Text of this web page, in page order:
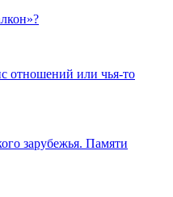
отношений или чья-то
зарубежья. Памяти